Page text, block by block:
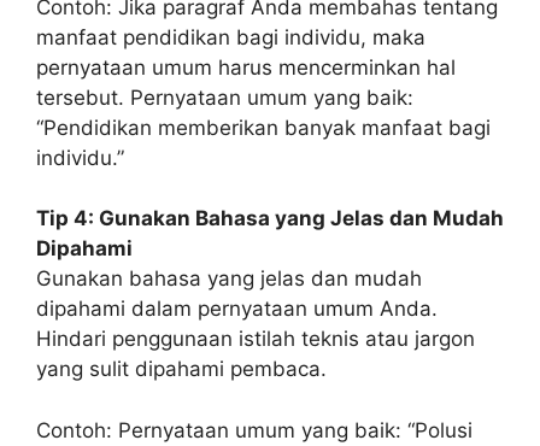
Contoh: Jika paragraf Anda membahas tentang
manfaat pendidikan bagi individu, maka
pernyataan umum harus mencerminkan hal
tersebut. Pernyataan umum yang baik:
“Pendidikan memberikan banyak manfaat bagi
individu.”
Tip 4: Gunakan Bahasa yang Jelas dan Mudah
Dipahami
Gunakan bahasa yang jelas dan mudah
dipahami dalam pernyataan umum Anda.
Hindari penggunaan istilah teknis atau jargon
yang sulit dipahami pembaca.
Contoh: Pernyataan umum yang baik: “Polusi